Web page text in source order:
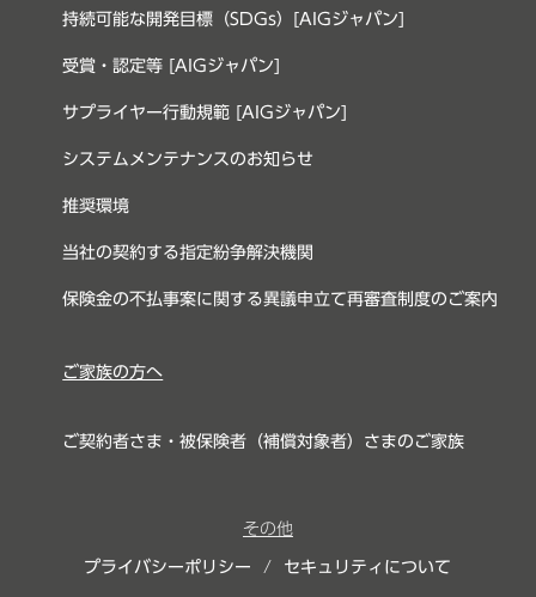
持続可能な開発目標（SDGs）[AIGジャパン]
受賞・認定等 [AIGジャパン]
サプライヤー行動規範 [AIGジャパン]
システムメンテナンスのお知らせ
推奨環境
当社の契約する指定紛争解決機関
保険金の不払事案に関する異議申立て再審査制度のご案内
ご家族の方へ
ご契約者さま・被保険者（補償対象者）さまのご家族
その他
プライバシーポリシー / セキュリティについて